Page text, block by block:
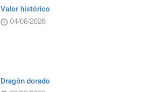
Valor histórico
04/08/2026
Dragón dorado